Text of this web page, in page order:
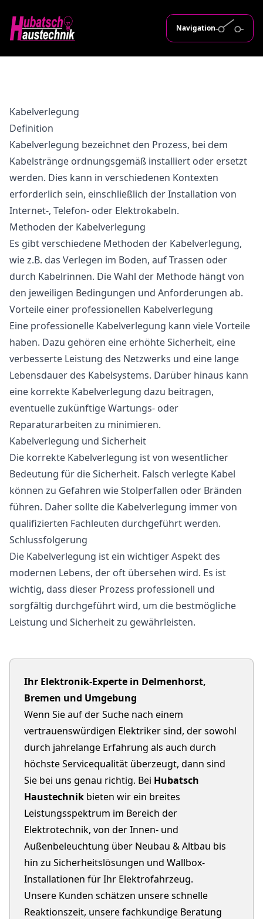
Navigation
Kabelverlegung
Definition
Kabelverlegung bezeichnet den Prozess, bei dem
Kabelstränge ordnungsgemäß installiert oder ersetzt
werden. Dies kann in verschiedenen Kontexten
erforderlich sein, einschließlich der Installation von
Internet-, Telefon- oder Elektrokabeln.
Methoden der Kabelverlegung
Es gibt verschiedene Methoden der Kabelverlegung,
wie z.B. das Verlegen im Boden, auf Trassen oder
durch Kabelrinnen. Die Wahl der Methode hängt von
den jeweiligen Bedingungen und Anforderungen ab.
Vorteile einer professionellen Kabelverlegung
Eine professionelle Kabelverlegung kann viele Vorteile
haben. Dazu gehören eine erhöhte Sicherheit, eine
verbesserte Leistung des Netzwerks und eine lange
Lebensdauer des Kabelsystems. Darüber hinaus kann
eine korrekte Kabelverlegung dazu beitragen,
eventuelle zukünftige Wartungs- oder
Reparaturarbeiten zu minimieren.
Kabelverlegung und Sicherheit
Die korrekte Kabelverlegung ist von wesentlicher
Bedeutung für die Sicherheit. Falsch verlegte Kabel
können zu Gefahren wie Stolperfallen oder Bränden
führen. Daher sollte die Kabelverlegung immer von
qualifizierten Fachleuten durchgeführt werden.
Schlussfolgerung
Die Kabelverlegung ist ein wichtiger Aspekt des
modernen Lebens, der oft übersehen wird. Es ist
wichtig, dass dieser Prozess professionell und
sorgfältig durchgeführt wird, um die bestmögliche
Leistung und Sicherheit zu gewährleisten.
Ihr Elektronik-Experte in Delmenhorst,
Bremen und Umgebung
Wenn Sie auf der Suche nach einem
vertrauenswürdigen Elektriker sind, der sowohl
durch jahrelange Erfahrung als auch durch
höchste Servicequalität überzeugt, dann sind
Sie bei uns genau richtig. Bei Hubatsch
Haustechnik bieten wir ein breites
Leistungsspektrum im Bereich der
Elektrotechnik, von der Innen- und
Außenbeleuchtung über Neubau & Altbau bis
hin zu Sicherheitslösungen und Wallbox-
Installationen für Ihr Elektrofahrzeug.
Unsere Kunden schätzen unsere schnelle
Reaktionszeit, unsere fachkundige Beratung